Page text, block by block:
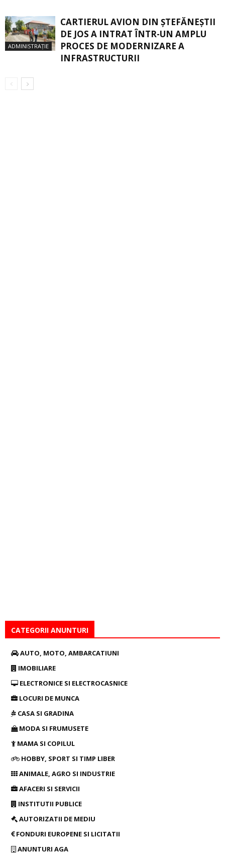
ADMINISTRAȚIE
CARTIERUL AVION DIN ŞTEFĂNEŞTII
DE JOS A INTRAT ÎNTR-UN AMPLU
PROCES DE MODERNIZARE A
INFRASTRUCTURII
CATEGORII ANUNTURI
AUTO, MOTO, AMBARCATIUNI
IMOBILIARE
ELECTRONICE SI ELECTROCASNICE
LOCURI DE MUNCA
CASA SI GRADINA
MODA SI FRUMUSETE
MAMA SI COPILUL
HOBBY, SPORT SI TIMP LIBER
ANIMALE, AGRO SI INDUSTRIE
AFACERI SI SERVICII
INSTITUTII PUBLICE
AUTORIZATII DE MEDIU
FONDURI EUROPENE SI LICITATII
ANUNTURI AGA